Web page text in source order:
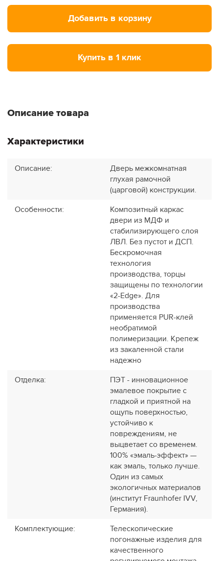
Добавить в корзину
Купить в 1 клик
Описание товара
Характеристики
Описание:
Дверь межкомнатная
глухая рамочной
(царговой) конструкции.
Особенности:
Композитный каркас
двери из МДФ и
стабилизирующего слоя
ЛВЛ. Без пустот и ДСП.
Бескромочная
технология
производства, торцы
защищены по технологии
«2-Edge». Для
производства
применяется PUR-клей
необратимой
полимеризации. Крепеж
из закаленной стали
надежно
Отделка:
ПЭТ - инновационное
эмалевое покрытие c
гладкой и приятной на
ощупь поверхностью,
устойчиво к
повреждениям, не
выцветает со временем.
100% «эмаль-эффект» —
как эмаль, только лучше.
Один из самых
экологичных материалов
(институт Fraunhofer IVV,
Германия).
Комплектующие:
Телескопические
погонажные изделия для
качественного